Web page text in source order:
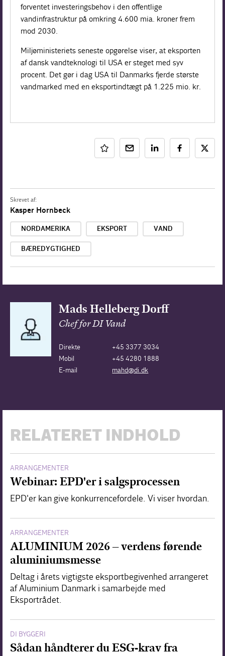
forventet investeringsbehov i den offentlige
vandinfrastruktur på omkring 4.600 mia. kroner frem
mod 2030.
Miljøministeriets seneste opgørelse viser, at eksporten
af dansk vandteknologi til USA er steget med syv
procent. Det gør i dag USA til Danmarks fjerde største
vandmarked med en eksportindtægt på 1.225 mio. kr.
Skrevet af:
Kasper Hornbeck
NORDAMERIKA EKSPORT VAND
BÆREDYGTIGHED
Mads Helleberg Dorff
Chef for DI Vand
Direkte
+45 3377 3034
Mobil
+45 4280 1888
E-mail
mahd@di.dk
RELATERET INDHOLD
ARRANGEMENTER
Webinar: EPD'er i salgsprocessen
EPD'er kan give konkurrencefordele. Vi viser hvordan.
ARRANGEMENTER
ALUMINIUM 2026 – verdens førende
aluminiumsmesse
Deltag i årets vigtigste eksportbegivenhed arrangeret
af Aluminium Danmark i samarbejde med
Eksportrådet.
DI BYGGERI
Sådan håndterer du ESG-krav fra